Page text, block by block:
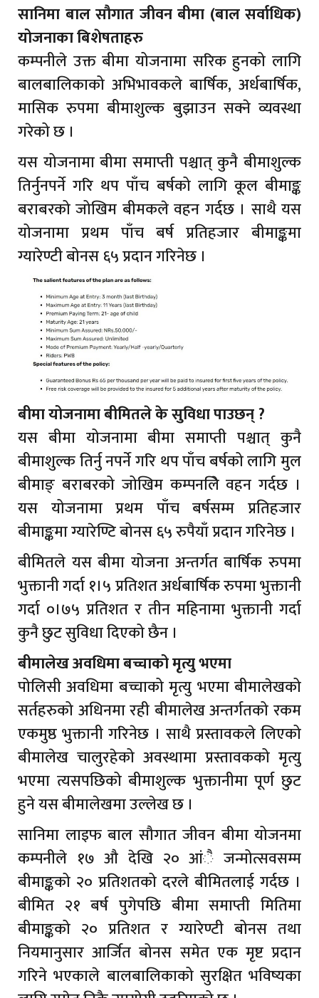
सानिमा बाल सौगात जीवन बीमा (बाल सर्वाधिक)
योजनाका बिशेषताहरु
कम्पनीले उक्त बीमा योजनामा सरिक हुनको लागि
बालबालिकाको अभिभावकले बार्षिक, अर्धबार्षिक,
मासिक रुपमा बीमाशुल्क बुझाउन सक्ने व्यवस्था
गरेको छ ।
यस योजनामा बीमा समाप्ती पश्चात् कुनै बीमाशुल्क
तिर्नुनपर्ने गरि थप पाँच बर्षको लागि कूल बीमाङ्क
बराबरको जोखिम बीमकले वहन गर्दछ । साथै यस
योजनामा प्रथम पाँच बर्ष प्रतिहजार बीमाङ्कमा
ग्यारेण्टी बोनस ६५ प्रदान गरिनेछ ।
बीमा योजनामा बीमितले के सुविधा पाउछन् ?
यस बीमा योजनामा बीमा समाप्ती पश्चात् कुनै
बीमाशुल्क तिर्नु नपर्ने गरि थप पाँच बर्षको लागि मुल
बीमाङ् बराबरको जोखिम कम्पनलिे वहन गर्दछ ।
यस योजनामा प्रथम पाँच बर्षसम्म प्रतिहजार
बीमाङ्कमा ग्यारेण्टि बोनस ६५ रुपैयाँ प्रदान गरिनेछ ।
बीमितले यस बीमा योजना अन्तर्गत बार्षिक रुपमा
भुक्तानी गर्दा १।५ प्रतिशत अर्धबार्षिक रुपमा भुक्तानी
गर्दा ०।७५ प्रतिशत र तीन महिनामा भुक्तानी गर्दा
कुनै छुट सुविधा दिएको छैन ।
बीमालेख अवधिमा बच्चाको मृत्यु भएमा
पोलिसी अवधिमा बच्चाको मृत्यु भएमा बीमालेखको
सर्तहरुको अधिनमा रही बीमालेख अन्तर्गतको रकम
एकमुष्ठ भुक्तानी गरिनेछ । साथै प्रस्तावकले लिएको
बीमालेख चालुरहेको अवस्थामा प्रस्तावकको मृत्यु
भएमा त्यसपछिको बीमाशुल्क भुक्तानीमा पूर्ण छुट
हुने यस बीमालेखमा उल्लेख छ ।
सानिमा लाइफ बाल सौगात जीवन बीमा योजनमा
कम्पनीले १७ औ देखि २० आंै जन्मोत्सवसम्म
बीमाङ्कको २० प्रतिशतको दरले बीमितलाई गर्दछ ।
बीमित २१ बर्ष पुगेपछि बीमा समाप्ती मितिमा
बीमाङ्कको २० प्रतिशत र ग्यारेण्टी बोनस तथा
नियमानुसार आर्जित बोनस समेत एक मृष्ट प्रदान
गरिने भएकाले बालबालिकाको सुरक्षित भविष्यका